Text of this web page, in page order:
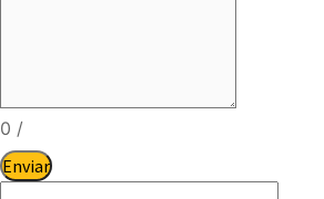
0 /
Enviar